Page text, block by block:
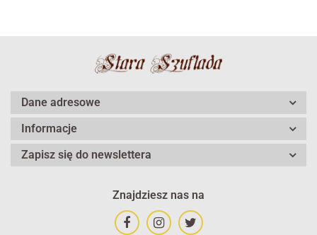
Dane adresowe
Informacje
Zapisz się do newslettera
Znajdziesz nas na